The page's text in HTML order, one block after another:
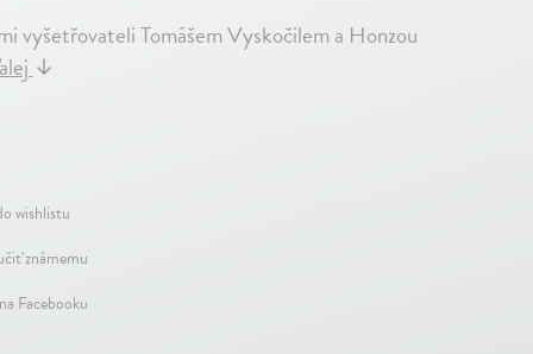
vyšetřovateli Tomášem Vyskočilem a Honzou
↓
wishlistu
známemu
Facebooku